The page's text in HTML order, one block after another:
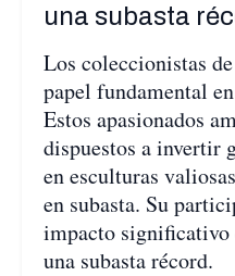
una subasta
Los coleccionistas
papel fundamental
Estos apasionados
dispuestos a invertir
en esculturas
en subasta. Su
impacto significativo
una subasta récord.